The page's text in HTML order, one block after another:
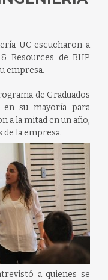
UC escucharon a
Resources de BHP
empresa.
de Graduados
su mayoría para
a la mitad en un año,
la empresa.
a quienes se